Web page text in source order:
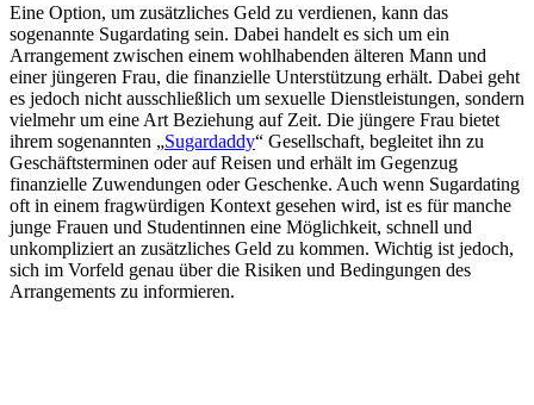
Eine Option, um zusätzliches Geld zu verdienen, kann das
sogenannte Sugardating sein. Dabei handelt es sich um ein
Arrangement zwischen einem wohlhabenden älteren Mann und
einer jüngeren Frau, die finanzielle Unterstützung erhält. Dabei geht
es jedoch nicht ausschließlich um sexuelle Dienstleistungen, sondern
vielmehr um eine Art Beziehung auf Zeit. Die jüngere Frau bietet
ihrem sogenannten „Sugardaddy“ Gesellschaft, begleitet ihn zu
Geschäftsterminen oder auf Reisen und erhält im Gegenzug
finanzielle Zuwendungen oder Geschenke. Auch wenn Sugardating
oft in einem fragwürdigen Kontext gesehen wird, ist es für manche
junge Frauen und Studentinnen eine Möglichkeit, schnell und
unkompliziert an zusätzliches Geld zu kommen. Wichtig ist jedoch,
sich im Vorfeld genau über die Risiken und Bedingungen des
Arrangements zu informieren.